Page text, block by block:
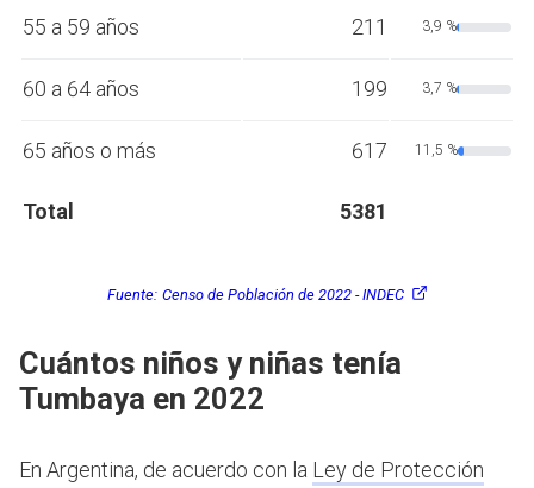
55 a 59 años 211 3,9 %
60 a 64 años 199 3,7 %
65 años o más 617 11,5 %
Total 5381
Fuente: Censo de Población de 2022 - INDEC
Cuántos niños y niñas tenía
Tumbaya en 2022
En Argentina, de acuerdo con la Ley de Protección